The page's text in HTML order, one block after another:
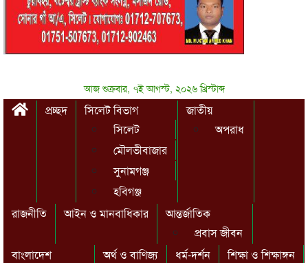
আজ শুক্রবার, ৭ই আগস্ট, ২০২৬ খ্রিস্টাব্দ
প্রচ্ছদ
সিলেট বিভাগ
সিলেট
মৌলভীবাজার
সুনামগঞ্জ
হবিগঞ্জ
জাতীয়
অপরাধ
রাজনীতি আইন ও মানবাধিকার
আন্তর্জাতিক
প্রবাস জীবন
বাংলাদেশ
অর্থ ও বাণিজ্য ধর্ম-দর্শন শিক্ষা ও শিক্ষাঙ্গন